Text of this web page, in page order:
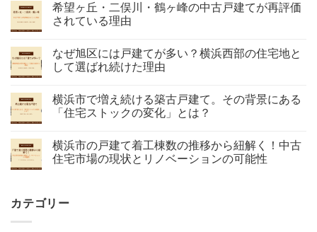
希望ヶ丘・二俣川・鶴ヶ峰の中古戸建てが再評価
されている理由
なぜ旭区には戸建てが多い？横浜西部の住宅地と
して選ばれ続けた理由
横浜市で増え続ける築古戸建て。その背景にある
「住宅ストックの変化」とは？
横浜市の戸建て着工棟数の推移から紐解く！中古
住宅市場の現状とリノベーションの可能性
カテゴリー